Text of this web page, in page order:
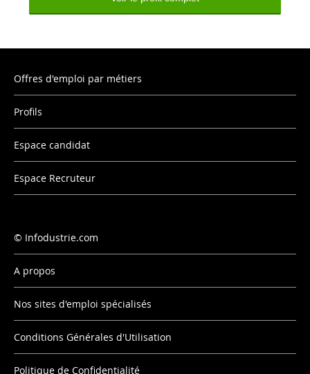
Offres d'emploi par métiers
Profils
Espace candidat
Espace Recruteur
Infodustrie.com
A propos
Nos sites d'emploi spécialisés
Conditions Générales d'Utilisation
Politique de Confidentialité